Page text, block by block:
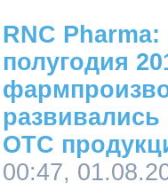
RNC
полугодия
развивались
ОТС
00:47,